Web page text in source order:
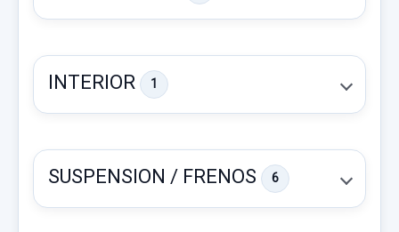
ELEVALUNAS TRASERO DERECHO 2PINS
usado.
CHEVROLET CAPTIVA 2.0 VCDI LT
CHEVROLET CAPTIVA 2.0 VCDI LT
INTERIOR 1
SUSPENSION / FRENOS 6